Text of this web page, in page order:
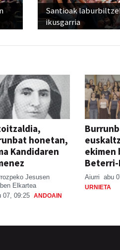
Santioak
ikusgarria
honetan,
Kandidaren
Jesusen
Elkartea
07, 09:25 ANDOAIN
ekimen
Aiurri abu
URNIETA